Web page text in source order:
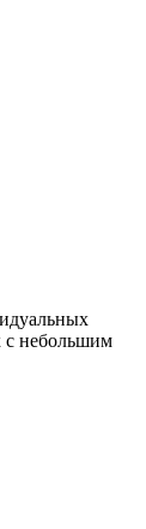
с небольшим